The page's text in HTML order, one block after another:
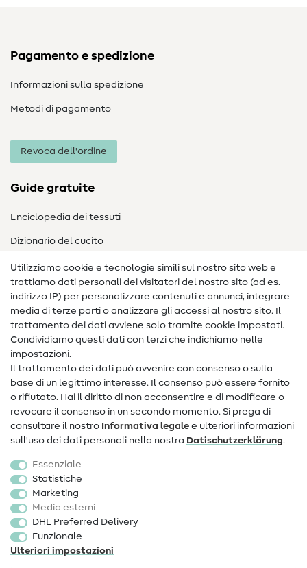
Pagamento e spedizione
Informazioni sulla spedizione
Metodi di pagamento
Revoca dell'ordine
Guide gratuite
Enciclopedia dei tessuti
Dizionario del cucito
Nähanleitungen
Assistenza e contatto
Contatto
Informazioni sul nuovo proprietario
FAQ
Diritto di recesso
Popolare
Accessori cucito
Sale
Utilizziamo cookie e tecnologie simili sul nostro sito web e
trattiamo dati personali dei visitatori del nostro sito (ad es.
indirizzo IP) per personalizzare contenuti e annunci, integrare
media di terze parti o analizzare gli accessi al nostro sito. Il
trattamento dei dati avviene solo tramite cookie impostati.
Condividiamo questi dati con terzi che indichiamo nelle
impostazioni.
Il trattamento dei dati può avvenire con consenso o sulla
base di un legittimo interesse. Il consenso può essere fornito
o rifiutato. Hai il diritto di non acconsentire e di modificare o
revocare il consenso in un secondo momento. Si prega di
consultare il nostro Informativa legale e ulteriori informazioni
sull'uso dei dati personali nella nostra Dati­schutz­erklärung.
Essenziale
Statistiche
Marketing
Media esterni
DHL Preferred Delivery
Funzionale
Ulteriori impostazioni